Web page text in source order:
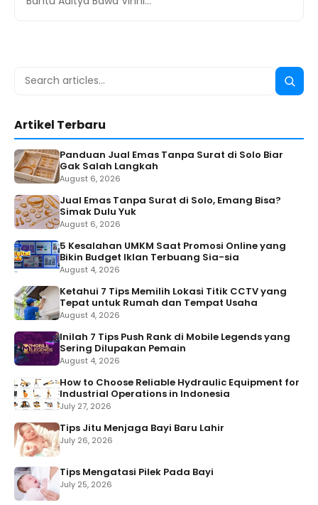
Search
Search
Artikel Terbaru
Panduan Jual Emas Tanpa Surat di Solo Biar
Gak Salah Langkah
August 6, 2026
Jual Emas Tanpa Surat di Solo, Emang Bisa?
Simak Dulu Yuk
August 6, 2026
5 Kesalahan UMKM Saat Promosi Online yang
Bikin Budget Iklan Terbuang Sia-sia
August 4, 2026
Ketahui 7 Tips Memilih Lokasi Titik CCTV yang
Tepat untuk Rumah dan Tempat Usaha
August 4, 2026
Inilah 7 Tips Push Rank di Mobile Legends yang
Sering Dilupakan Pemain
August 4, 2026
How to Choose Reliable Hydraulic Equipment for
Industrial Operations in Indonesia
July 27, 2026
Tips Jitu Menjaga Bayi Baru Lahir
July 26, 2026
Tips Mengatasi Pilek Pada Bayi
July 25, 2026